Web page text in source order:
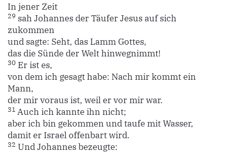
In jener Zeit
29 sah Johannes der Täufer Jesus auf sich
zukommen
und sagte: Seht, das Lamm Gottes,
das die Sünde der Welt hinwegnimmt!
30 Er ist es,
von dem ich gesagt habe: Nach mir kommt ein
Mann,
der mir voraus ist, weil er vor mir war.
31 Auch ich kannte ihn nicht;
aber ich bin gekommen und taufe mit Wasser,
damit er Israel offenbart wird.
32 Und Johannes bezeugte: